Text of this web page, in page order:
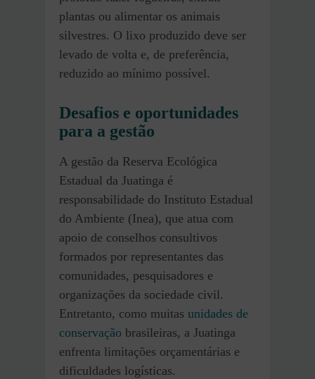
plantas ou alimentar os animais
silvestres. O lixo produzido deve ser
levado de volta e, de preferência,
reduzido ao mínimo possível.
Desafios e oportunidades
para a gestão
A gestão da Reserva Ecológica
Estadual da Juatinga é
responsabilidade do Instituto Estadual
do Ambiente (Inea), que atua com
apoio de conselhos consultivos
formados por representantes das
comunidades, pesquisadores e
organizações da sociedade civil.
Entretanto, como muitas unidades de
conservação brasileiras, a Juatinga
enfrenta limitações orçamentárias e
dificuldades logísticas.